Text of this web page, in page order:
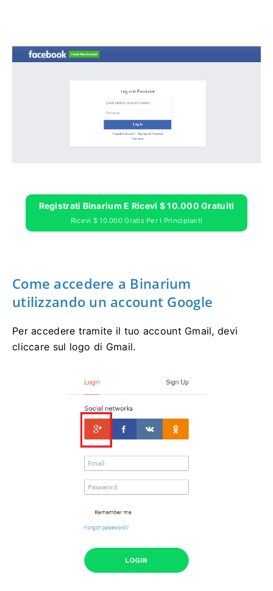
Registrati Binarium E Ricevi $ 10.000 Gratuiti
Ricevi $ 10.000 Gratis Per I Principianti
Come accedere a Binarium
utilizzando un account Google
Per accedere tramite il tuo account Gmail, devi
cliccare sul logo di Gmail.